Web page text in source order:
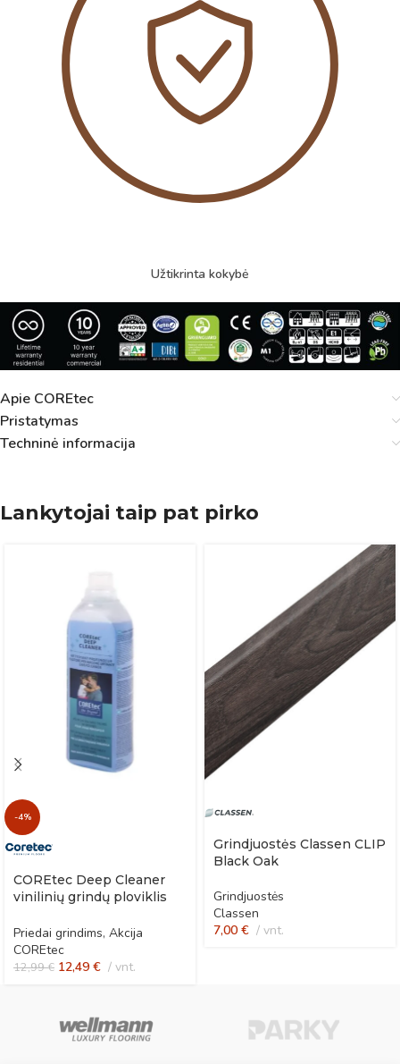
Užtikrinta kokybė
Apie COREtec
Pristatymas
Techninė informacija
Lankytojai taip pat pirko
-4%
COREtec Deep Cleaner
vinilinių grindų ploviklis
Priedai grindims, Akcija
COREtec
12,99€ 12,49 € vnt.
Grindjuostės Classen CLIP
Black Oak
Grindjuostės
Classen
7,00 € vnt.